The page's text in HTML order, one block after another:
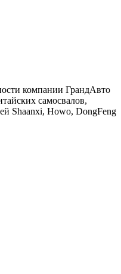
компании ГрандАвто
самосвалов,
Shaanxi, Howo, DongFeng